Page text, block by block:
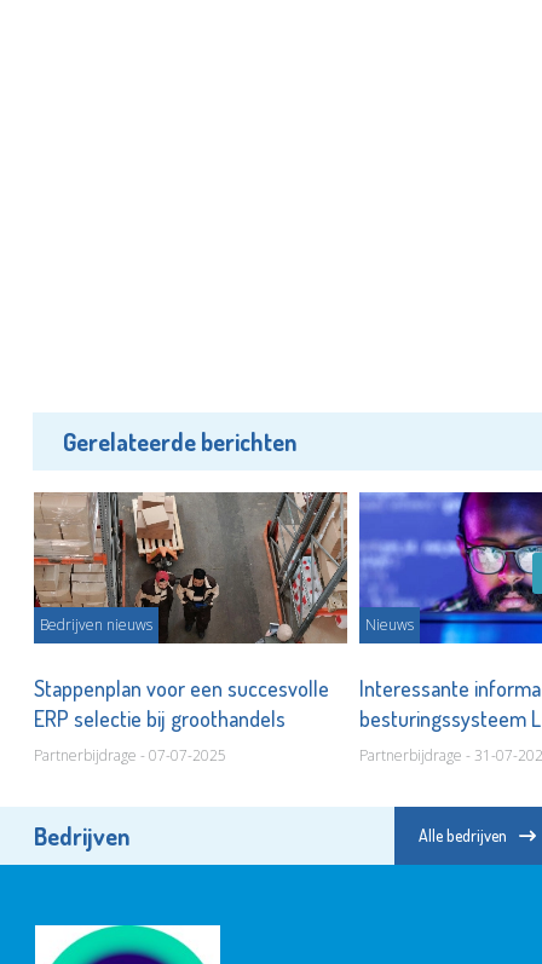
Gerelateerde berichten
Bedrijven nieuws
Stappenplan voor een succesvolle
ERP selectie bij groothandels
Partnerbijdrage - 07-07-2025
Nieuws
Interessante
besturingssysteem
Partnerbijdrage - 31-07-
Bedrijven Alle bedrijven